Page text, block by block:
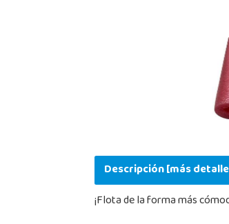
Descripción [más
¡Flota de la forma más